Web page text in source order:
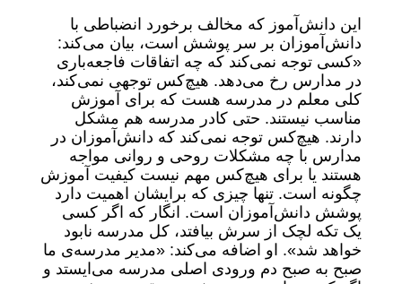
این دانش‌آموز که مخالف برخورد انضباطی با
دانش‌آموزان بر سر پوشش است، بیان می‌کند:
«کسی توجه نمی‌کند که چه اتفاقات فاجعه‌باری
در مدارس رخ می‌دهد. هیچ‌کس توجهی نمی‌کند،
کلی معلم در مدرسه هست که برای آموزش
مناسب نیستند. حتی کادر مدرسه هم مشکل
دارند. هیچ‌کس توجه نمی‌کند که دانش‌آموزان در
مدارس با چه مشکلات روحی و روانی مواجه
هستند یا برای هیچ‌کس مهم نیست کیفیت آموزش
چگونه است. تنها چیزی که برایشان اهمیت دارد
پوشش دانش‌آموزان است. انگار که اگر کسی
یک تکه لچک از سرش بیافتد، کل مدرسه نابود
خواهد شد». او اضافه می‌کند: «مدیر مدرسه‌ی ما
صبح به صبح دم ورودی اصلی مدرسه می‌ایستد و